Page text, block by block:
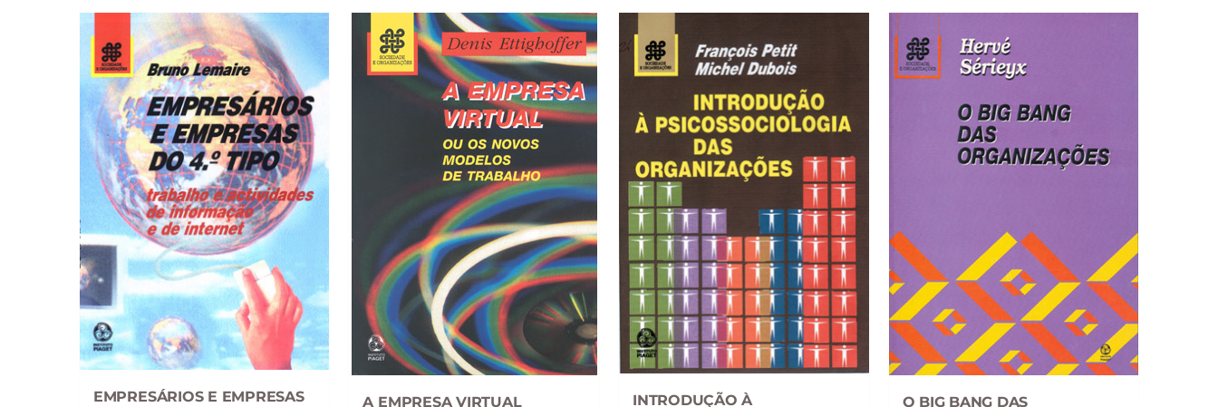
EMPRESÁRIOS E EMPRESAS
A EMPRESA VIRTUAL
INTRODUÇÃO À
O BIG BANG DAS